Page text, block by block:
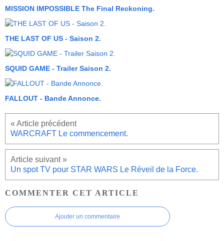
MISSION IMPOSSIBLE The Final Reckoning.
THE LAST OF US - Saison 2.
SQUID GAME - Trailer Saison 2.
FALLOUT - Bande Annonce.
WARCRAFT Le commencement.
Un spot TV pour STAR WARS Le Réveil de la Force.
COMMENTER CET ARTICLE
Ajouter un commentaire